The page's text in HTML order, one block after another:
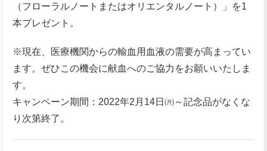
（フローラルノートまたはオリエンタルノート）」を1
本プレゼント。
※現在、医療機関からの輸血用血液の需要が高まってい
ます。ぜひこの機会に献血へのご協力をお願いいたしま
す。
キャンペーン期間：2022年2月14日㈪～記念品がなくな
り次第終了。